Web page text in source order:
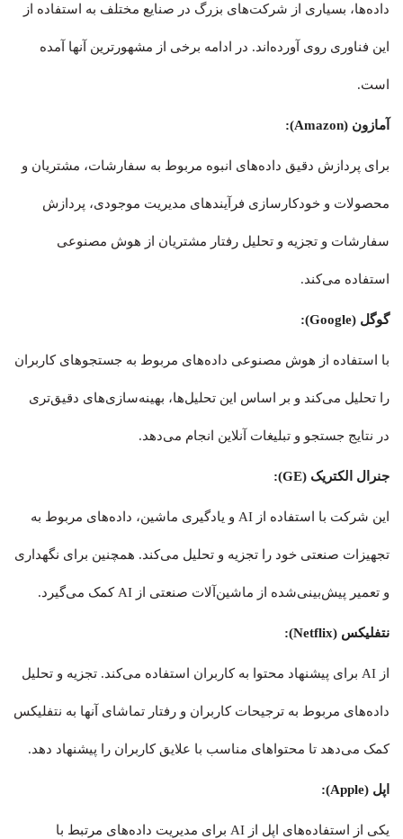
داده‌ها، بسیاری از شرکت‌های بزرگ در صنایع مختلف به استفاده از
این فناوری روی آورده‌اند. در ادامه برخی از مشهورترین آنها آمده
است.
آمازون (Amazon):
برای پردازش دقیق داده‌های انبوه مربوط به سفارشات، مشتریان و
محصولات و خودکارسازی فرآیندهای مدیریت موجودی، پردازش
سفارشات و تجزیه‌ و تحلیل رفتار مشتریان از هوش مصنوعی
استفاده می‌کند.
گوگل (Google):
با استفاده از هوش مصنوعی داده‌های مربوط به جستجوهای کاربران
را تحلیل می‌کند و بر اساس این تحلیل‌ها، بهینه‌سازی‌های دقیق‌تری
در نتایج جستجو و تبلیغات آنلاین انجام می‌دهد.
جنرال الکتریک (GE):
این شرکت با استفاده از AI و یادگیری ماشین، داده‌های مربوط به
تجهیزات صنعتی خود را تجزیه‌ و تحلیل می‌کند. همچنین برای نگهداری
و تعمیر پیش‌بینی‌شده از ماشین‌آلات صنعتی از AI کمک می‌گیرد.
نتفلیکس (Netflix):
از AI برای پیشنهاد محتوا به کاربران استفاده می‌کند. تجزیه و تحلیل
داده‌های مربوط به ترجیحات کاربران و رفتار تماشای آنها به نتفلیکس
کمک می‌دهد تا محتواهای مناسب با علایق کاربران را پیشنهاد دهد.
اپل (Apple):
یکی از استفاده‌های اپل از AI برای مدیریت داده‌های مرتبط با